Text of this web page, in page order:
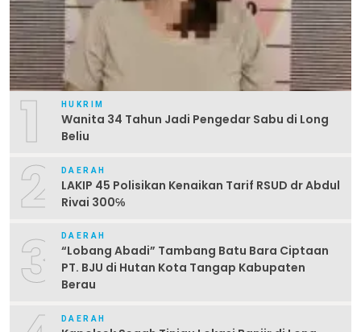
1 HUKRIM
Wanita 34 Tahun Jadi Pengedar Sabu di Long
Beliu
2 DAERAH
LAKIP 45 Polisikan Kenaikan Tarif RSUD dr Abdul
Rivai 300℅
3 DAERAH
“Lobang Abadi” Tambang Batu Bara Ciptaan
PT. BJU di Hutan Kota Tangap Kabupaten
Berau
DAERAH